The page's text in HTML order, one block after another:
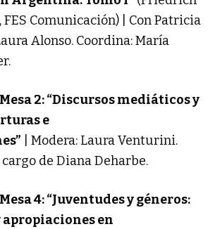
Comunicación) | Con Patricia
Alonso. Coordina: María
Mesa 2: “Discursos mediáticos y
e
Modera: Laura Venturini.
de Diana Deharbe.
Mesa 4: “Juventudes y géneros:
en